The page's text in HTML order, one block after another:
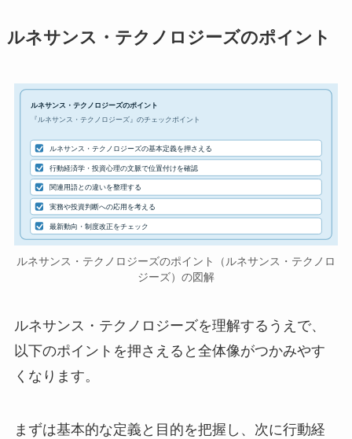
ルネサンス・テクノロジーズのポイント
ルネサンス・テクノロジーズのポイント
『ルネサンス・テクノロジーズ』のチェックポイント
ルネサンス・テクノロジーズの基本定義を押さえる
行動経済学・投資心理の文脈で位置付けを確認
関連用語との違いを整理する
実務や投資判断への応用を考える
最新動向・制度改正をチェック
ルネサンス・テクノロジーズのポイント（ルネサンス・テクノロ
ジーズ）の図解
ルネサンス・テクノロジーズを理解するうえで、
以下のポイントを押さえると全体像がつかみやす
くなります。
まずは基本的な定義と目的を把握し、次に行動経